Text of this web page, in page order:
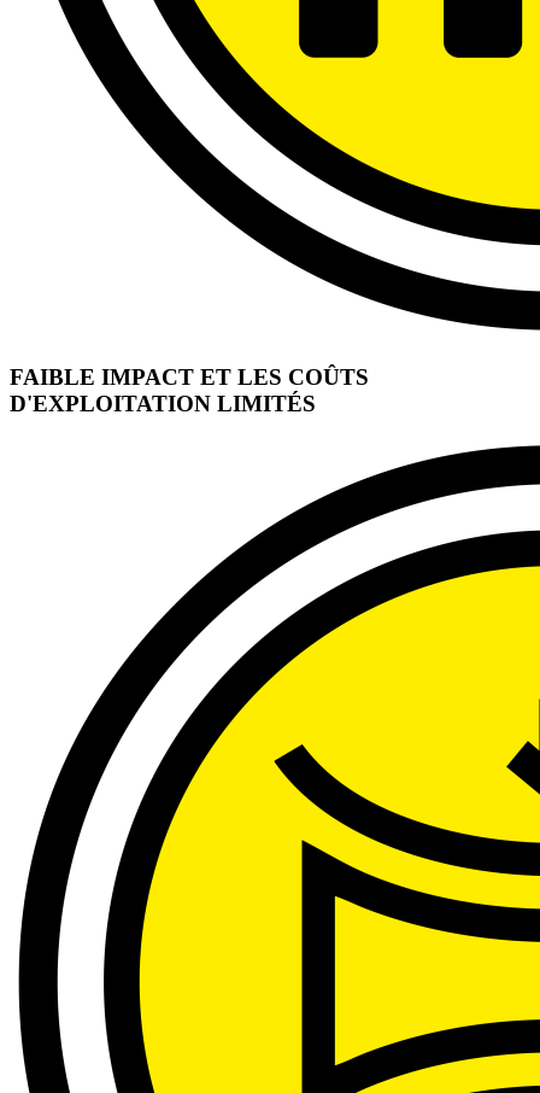
FAIBLE IMPACT ET LES COÛTS
D'EXPLOITATION LIMITÉS